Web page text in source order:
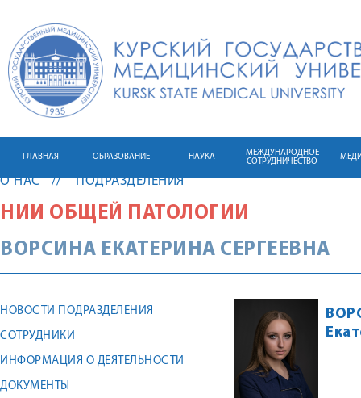
ГЛАВНАЯ ОБРАЗОВАНИЕ НАУКА
МЕЖДУНАРОДНОЕ
СОТРУДНИЧЕСТВО
О НАС ПОДРАЗДЕЛЕНИЯ
НИИ ОБЩЕЙ ПАТОЛОГИИ
ВОРСИНА ЕКАТЕРИНА СЕРГЕЕВНА
НОВОСТИ ПОДРАЗДЕЛЕНИЯ
СОТРУДНИКИ
ИНФОРМАЦИЯ О ДЕЯТЕЛЬНОСТИ
ДОКУМЕНТЫ